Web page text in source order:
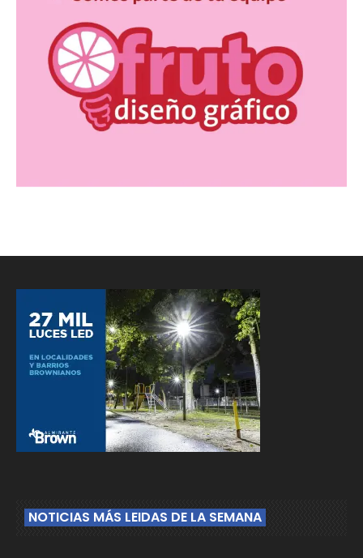
NOTICIAS MÁS LEIDAS DE LA SEMANA